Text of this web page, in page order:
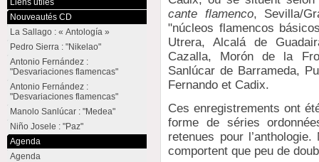
cante flamenco, Sevilla/
"núcleos flamencos
Utrera, Alcalá de
Cazalla, Morón de la
Sanlúcar de Barrameda,
Fernando et Cadix.
Ces enregistrements ont
forme de séries
retenues pour
comportent que peu de
Liens utiles
Nouveautés CD
La Sallago : « Antología »
Pedro Sierra : "Nikelao"
Antonio Fernández :
"Desvariaciones flamencas"
Antonio Fernández :
"Desvariaciones flamencas"
Manolo Sanlúcar : "Medea"
Niño Josele : "Paz"
Agenda
Agenda